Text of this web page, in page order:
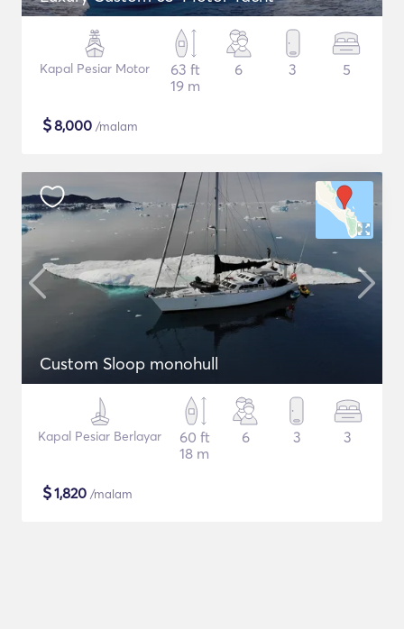
Kapal Pesiar Motor
63 ft
19 m
6 3 5
$8,000 /malam
Custom Sloop monohull
Kapal Pesiar Berlayar
60 ft
18 m
6 3 3
$1,820 /malam